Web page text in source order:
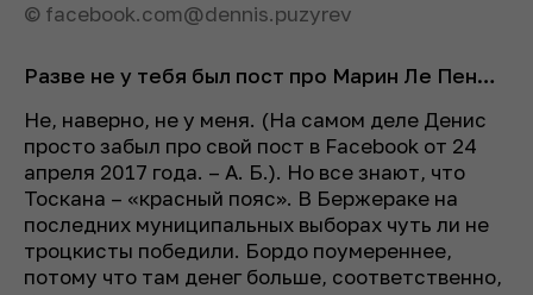
© facebook.com@dennis.puzyrev
Разве не у тебя был пост про Марин Ле Пен…
Не, наверно, не у меня. (На самом деле Денис
просто забыл про свой пост в Facebook от 24
апреля 2017 года. – А. Б.). Но все знают, что
Тоскана – «красный пояс». В Бержераке на
последних муниципальных выборах чуть ли не
троцкисты победили. Бордо поумереннее,
потому что там денег больше, соответственно,